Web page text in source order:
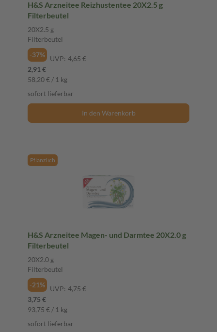
H&S Arzneitee Reizhustentee 20X2.5 g
Filterbeutel
20X2.5 g
Filterbeutel
-37%
UVP: 4,65 €
2,91 €
58,20 € / 1 kg
sofort lieferbar
In den Warenkorb
Pflanzlich
H&S Arzneitee Magen- und Darmtee 20X2.0 g
Filterbeutel
20X2.0 g
Filterbeutel
-21%
UVP: 4,75 €
3,75 €
93,75 € / 1 kg
sofort lieferbar